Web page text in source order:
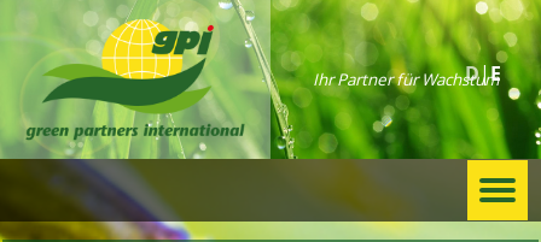
Ihr Partner für Wachstum
D E